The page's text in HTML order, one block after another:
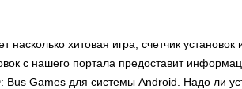
насколько хитовая игра, счетчик
с нашего портала предоставит
Bus Games для системы Android. Надо ли